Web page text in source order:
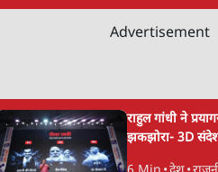
Advertisement
राहुल गांधी ने
झकझोरा- 3D